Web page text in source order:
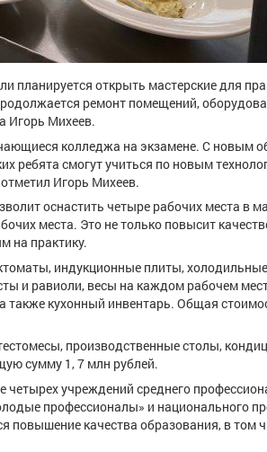
планируется открыть мастерские для
ремонт помещений,
Игорь Михеев.
колледжа на экзамене. С новым
ребята смогут учиться по новым
Игорь Михеев.
оснастить четыре рабочих места в
места. Это не только повысит
на практику.
индукционные плиты,
и равиоли, весы на каждом рабочем
также кухонный инвентарь. Общая
производственные столы,
сумму 1, 7 млн рублей.
учреждений среднего
профессионалы» и национального
качества образования, в том